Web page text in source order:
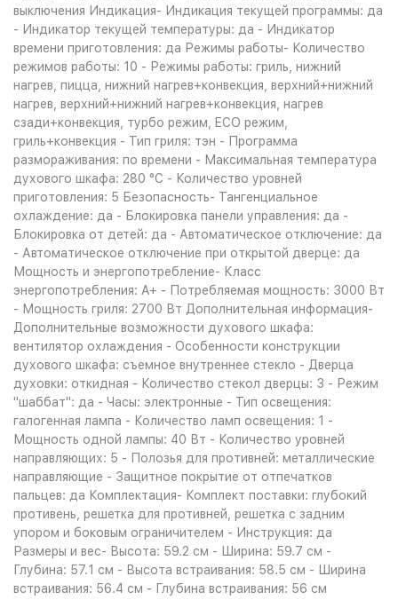
выключения Индикация- Индикация текущей программы: да
- Индикатор текущей температуры: да - Индикатор
времени приготовления: да Режимы работы- Количество
режимов работы: 10 - Режимы работы: гриль, нижний
нагрев, пицца, нижний нагрев+конвекция, верхний+нижний
нагрев, верхний+нижний нагрев+конвекция, нагрев
сзади+конвекция, турбо режим, ECO режим,
гриль+конвекция - Тип гриля: тэн - Программа
размораживания: по времени - Максимальная температура
духового шкафа: 280 °С - Количество уровней
приготовления: 5 Безопасность- Тангенциальное
охлаждение: да - Блокировка панели управления: да -
Блокировка от детей: да - Автоматическое отключение: да
- Автоматическое отключение при открытой дверце: да
Мощность и энергопотребление- Класс
энергопотребления: A+ - Потребляемая мощность: 3000 Вт
- Мощность гриля: 2700 Вт Дополнительная информация-
Дополнительные возможности духового шкафа:
вентилятор охлаждения - Особенности конструкции
духового шкафа: съемное внутреннее стекло - Дверца
духовки: откидная - Количество стекол дверцы: 3 - Режим
"шаббат": да - Часы: электронные - Тип освещения:
галогенная лампа - Количество ламп освещения: 1 -
Мощность одной лампы: 40 Вт - Количество уровней
направляющих: 5 - Полозья для противней: металлические
направляющие - Защитное покрытие от отпечатков
пальцев: да Комплектация- Комплект поставки: глубокий
противень, решетка для противней, решетка с задним
упором и боковым ограничителем - Инструкция: да
Размеры и вес- Высота: 59.2 см - Ширина: 59.7 см -
Глубина: 57.1 см - Высота встраивания: 58.5 см - Ширина
встраивания: 56.4 см - Глубина встраивания: 56 см